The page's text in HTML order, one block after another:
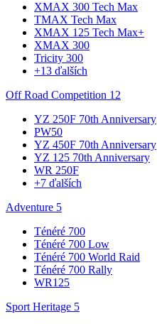
XMAX 300 Tech Max
TMAX Tech Max
XMAX 125 Tech Max+
XMAX 300
Tricity 300
+13 ďalších
Off Road Competition 12
YZ 250F 70th Anniversary
PW50
YZ 450F 70th Anniversary
YZ 125 70th Anniversary
WR 250F
+7 ďalších
Adventure 5
Ténéré 700
Ténéré 700 Low
Ténéré 700 World Raid
Ténéré 700 Rally
WR125
Sport Heritage 5